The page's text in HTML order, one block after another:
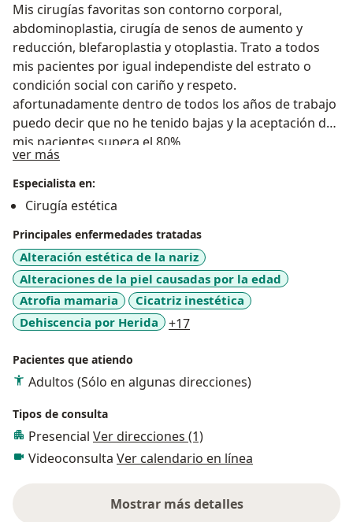
Mis cirugías favoritas son contorno corporal,
abdominoplastia, cirugía de senos de aumento y
reducción, blefaroplastia y otoplastia. Trato a todos
mis pacientes por igual independiste del estrato o
condición social con cariño y respeto.
afortunadamente dentro de todos los años de trabajo
puedo decir que no he tenido bajas y la aceptación de
mis pacientes supera el 80%
ver más
Especialista en:
Cirugía estética
Principales enfermedades tratadas
Alteración estética de la nariz
Alteraciones de la piel causadas por la edad
Atrofia mamaria
Cicatriz inestética
Dehiscencia por Herida
+17a11y_sr_more_diseases
Pacientes que atiendo
Adultos (Sólo en algunas direcciones)
Tipos de consulta
Presencial Ver direcciones (1)
Videoconsulta Ver calendario en línea
Mostrar más detalles
sobre la experiencia